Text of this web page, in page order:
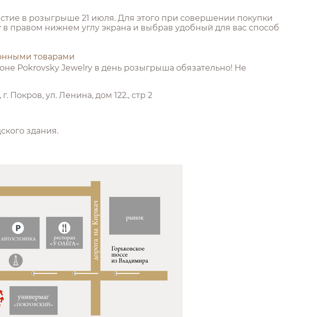
в розыгрыше 21 июля. Для этого при совершении покупки
нижнем углу экрана и выбрав удобный для вас способ
товарами
Pokrovsky Jewelry в день розыгрыша обязательно! Не
Покров, ул. Ленина, дом 122., стр 2
здания.